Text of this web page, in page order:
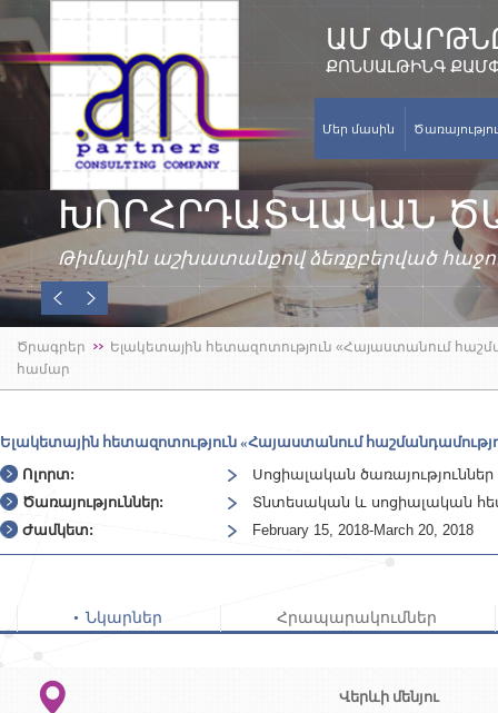
ԽՈՐՀՐԴԱՏՎԱԿԱՆ
Թիմային աշխատանքով ձեռքբերված
ԱՄ
ՔՈՆՍԱԼԹԻՆԳ
Մեր մասին
Ծրագրեր
Ելակետային հետազոտություն «Հայաստանում
համար
Ելակետային հետազոտություն «Հայաստանում
Ոլորտ:
Սոցիալական ծառայություններ
Ծառայություններ:
Տնտեսական և սոցիալական
Ժամկետ:
February 15, 2018-March 20, 2018
Նկարներ Հրապարակումներ
Վերևի մենյու